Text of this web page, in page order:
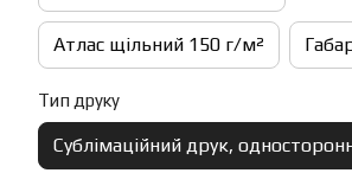
Атлас щільний 150 г/м²
Тип друку
Сублімаційний друк,